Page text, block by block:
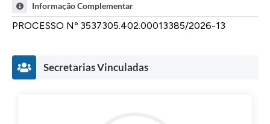
Informação Complementar
PROCESSO Nº 3537305.402.00013385/2026-13
Secretarias Vinculadas